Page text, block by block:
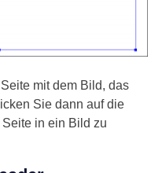
mit dem Bild, das
Sie dann auf die
in ein Bild zu